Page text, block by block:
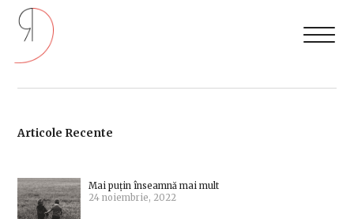
Articole Recente
Mai puțin înseamnă mai mult
24 noiembrie, 2022